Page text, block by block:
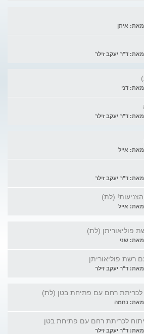
(לת)
פוליאוריתן (לת)
לכריתת רחם עם פתיחת בטן (לת)